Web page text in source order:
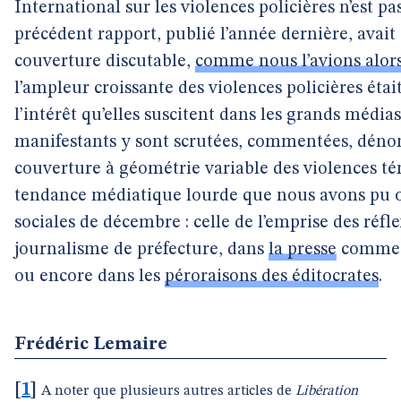
International sur les violences policières n’est
précédent rapport, publié l’année dernière, avait
couverture discutable, comme nous l’avions
l’ampleur croissante des violences policières
l’intérêt qu’elles suscitent dans les grands
manifestants y sont scrutées, commentées,
couverture à géométrie variable des violences
tendance médiatique lourde que nous avons pu
sociales de décembre : celle de l’emprise des
journalisme de préfecture, dans la presse
ou encore dans les péroraisons des éditocrates.
Frédéric Lemaire
1 A noter que plusieurs autres articles de Libération